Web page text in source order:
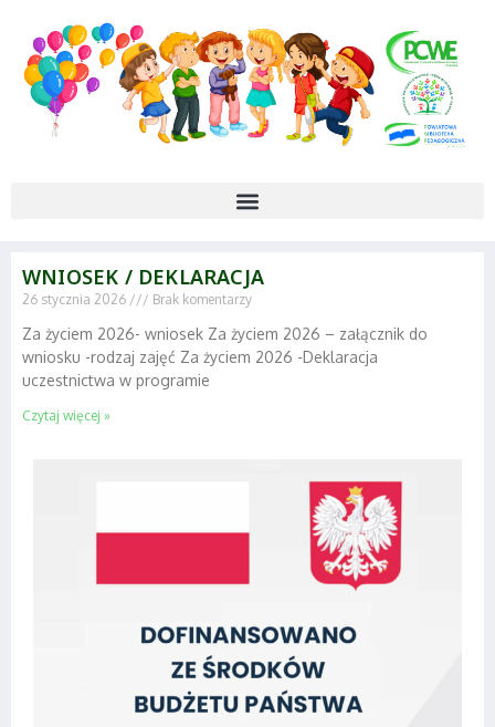
WNIOSEK / DEKLARACJA
26 stycznia 2026 Brak komentarzy
Za życiem 2026- wniosek Za życiem 2026 – załącznik do
wniosku -rodzaj zajęć Za życiem 2026 -Deklaracja
uczestnictwa w programie
Czytaj więcej »